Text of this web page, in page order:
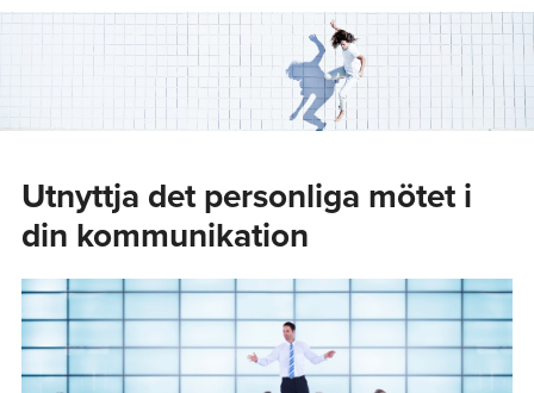
Utnyttja det personliga mötet i
din kommunikation